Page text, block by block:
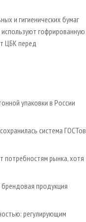
и гигиенических бумаг
гофрированную
ЦБК перед
упаковки в России
система ГОСТов
потребностям рынка, хотя
продукция
регулирующим